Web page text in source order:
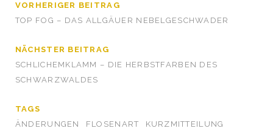
VORHERIGER BEITRAG
TOP FOG – DAS ALLGÄUER NEBELGESCHWADER
NÄCHSTER BEITRAG
SCHLICHEMKLAMM – DIE HERBSTFARBEN DES
SCHWARZWALDES
TAGS
ÄNDERUNGEN
FLOSENART KURZMITTEILUNG